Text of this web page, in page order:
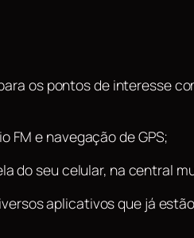
os pontos de interesse
e navegação de GPS;
do seu celular, na central
aplicativos que já